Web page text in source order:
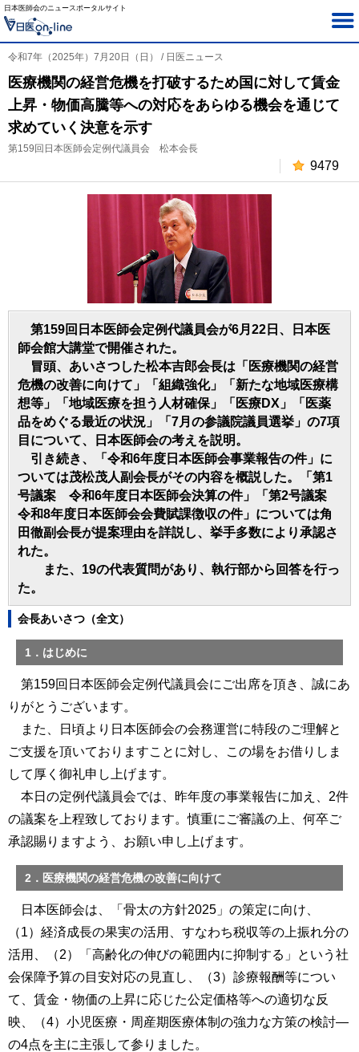
日本医師会のニュースポータルサイト
令和7年（2025年）7月20日（日） / 日医ニュース
医療機関の経営危機を打破するため国に対して賃金
上昇・物価高騰等への対応をあらゆる機会を通じて
求めていく決意を示す
第159回日本医師会定例代議員会 松本会長
9479
第159回日本医師会定例代議員会が6月22日、日本医
師会館大講堂で開催された。
冒頭、あいさつした松本吉郎会長は「医療機関の経営
危機の改善に向けて」「組織強化」「新たな地域医療構
想等」「地域医療を担う人材確保」「医療DX」「医薬
品をめぐる最近の状況」「7月の参議院議員選挙」の7項
目について、日本医師会の考えを説明。
引き続き、「令和6年度日本医師会事業報告の件」に
ついては茂松茂人副会長がその内容を概説した。「第1
号議案 令和6年度日本医師会決算の件」「第2号議案
令和8年度日本医師会会費賦課徴収の件」については角
田徹副会長が提案理由を詳説し、挙手多数により承認さ
れた。
また、19の代表質問があり、執行部から回答を行っ
た。
会長あいさつ（全文）
1．はじめに
第159回日本医師会定例代議員会にご出席を頂き、誠にあ
りがとうございます。
また、日頃より日本医師会の会務運営に特段のご理解と
ご支援を頂いておりますことに対し、この場をお借りしま
して厚く御礼申し上げます。
本日の定例代議員会では、昨年度の事業報告に加え、2件
の議案を上程致しております。慎重にご審議の上、何卒ご
承認賜りますよう、お願い申し上げます。
2．医療機関の経営危機の改善に向けて
日本医師会は、「骨太の方針2025」の策定に向け、
（1）経済成長の果実の活用、すなわち税収等の上振れ分の
活用、（2）「高齢化の伸びの範囲内に抑制する」という社
会保障予算の目安対応の見直し、（3）診療報酬等につい
て、賃金・物価の上昇に応じた公定価格等への適切な反
映、（4）小児医療・周産期医療体制の強力な方策の検討―
の4点を主に主張して参りました。